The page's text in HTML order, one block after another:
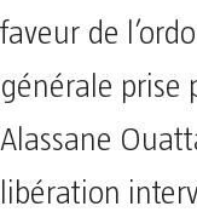
faveur de
générale prise
Alassane
libération